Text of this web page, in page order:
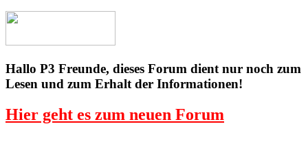
Hallo P3 Freunde, dieses Forum dient nur noch zum
Lesen und zum Erhalt der Informationen!
Hier geht es zum neuen Forum